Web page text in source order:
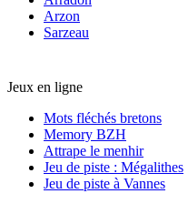
Arzon
Sarzeau
Jeux en ligne
Mots fléchés bretons
Memory BZH
Attrape le menhir
Jeu de piste : Mégalithes
Jeu de piste à Vannes